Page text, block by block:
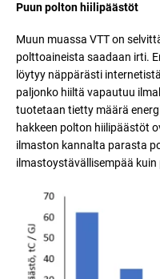
Puun polton hiilipäästöt
Muun muassa VTT on
polttoaineista saadaan irti.
löytyy näppärästi
paljonko hiiltä vapautuu
tuotetaan tietty määrä
hakkeen polton hiilipäästöt
ilmaston kannalta parasta
ilmastoystävällisempää kuin